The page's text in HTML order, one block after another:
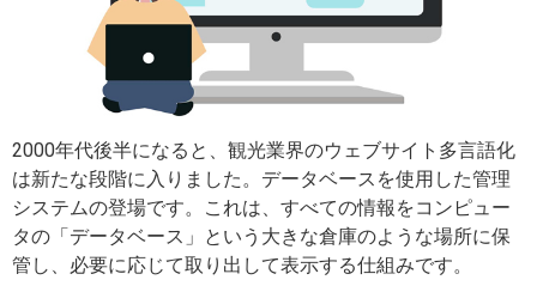
2000年代後半になると、観光業界のウェブサイト多言語化
は新たな段階に入りました。データベースを使用した管理
システムの登場です。これは、すべての情報をコンピュー
タの「データベース」という大きな倉庫のような場所に保
管し、必要に応じて取り出して表示する仕組みです。